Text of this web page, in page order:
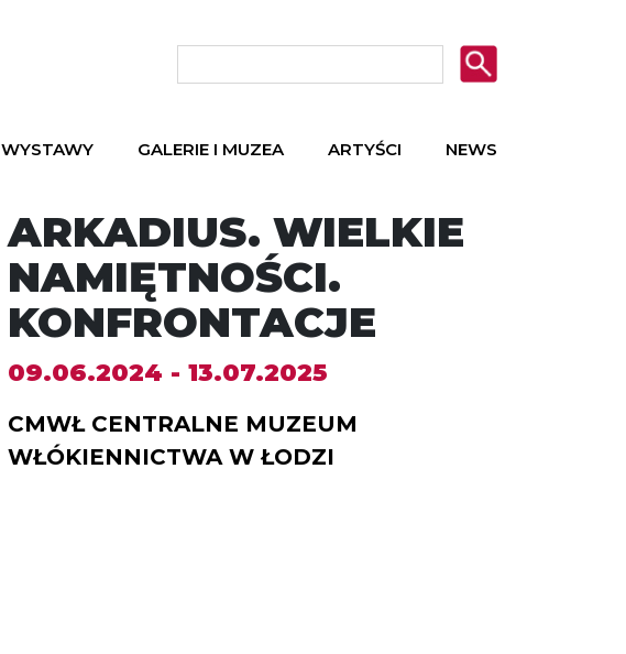
WYSTAWY GALERIE I MUZEA ARTYŚCI NEWS
ARKADIUS. WIELKIE
NAMIĘTNOŚCI.
KONFRONTACJE
09.06.2024 - 13.07.2025
CMWŁ CENTRALNE MUZEUM
WŁÓKIENNICTWA W ŁODZI